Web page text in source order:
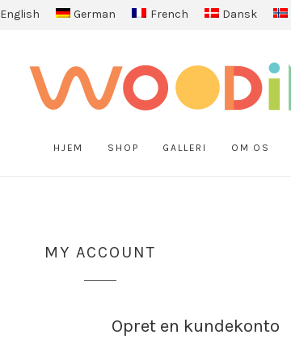
English German French Dansk
HJEM SHOP GALLERI OM OS
MY ACCOUNT
Opret en kundekonto